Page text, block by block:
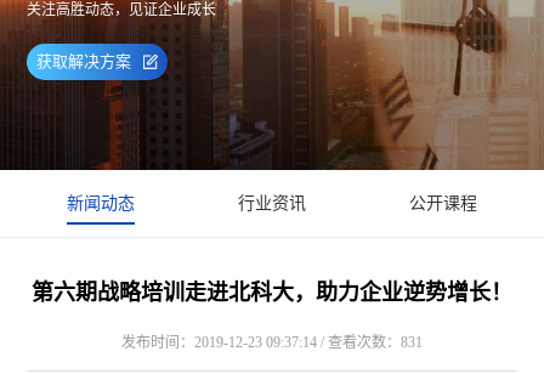
关注高胜动态，见证企业成长
获取解决方案
新闻动态 行业资讯 公开课程
第六期战略培训走进北科大，助力企业逆势增长！
发布时间：2019-12-23 09:37:14 / 查看次数：831